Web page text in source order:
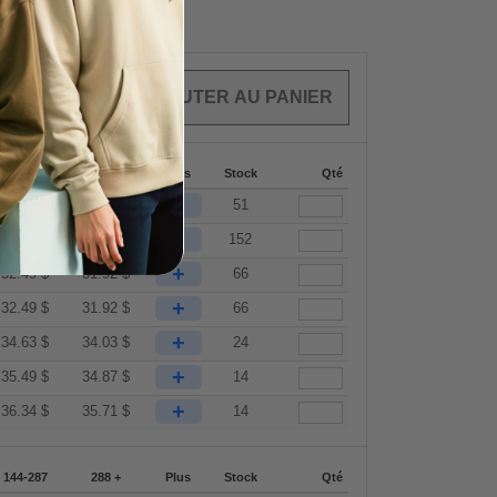
0.00 $
144-287 288 + Plus Stock Qté
32.49 31.92 + 51
32.49 31.92$ 152
32.49$ 31.92$ + 66
32.49$ 31.92$ + 66
34.63$ 34.03$ + 24
35.49$ 34.87$ + 14
36.34$ 35.71$ + 14
144-287 288 + Plus Stock Qté